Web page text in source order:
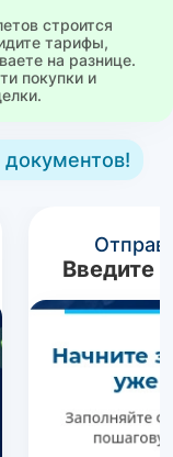
строится
тарифы,
на разнице.
покупки и
Введите